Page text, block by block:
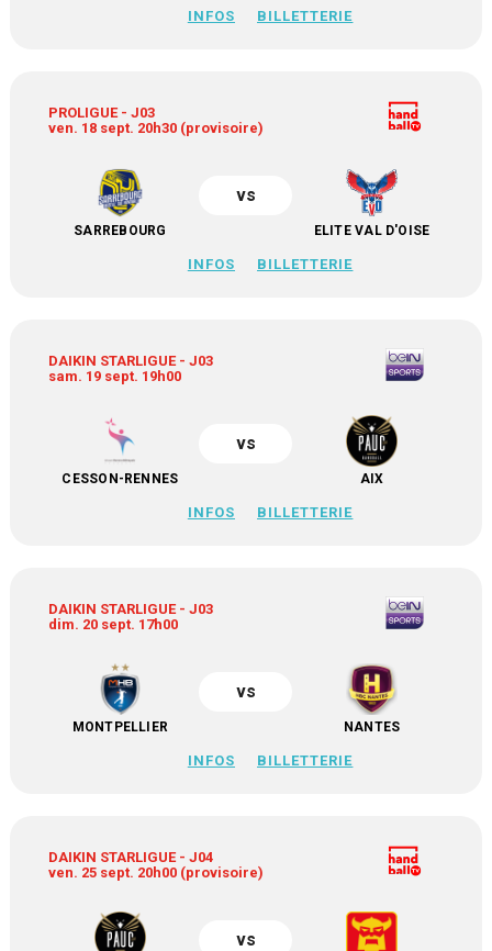
INFOS BILLETTERIE
PROLIGUE - J03
ven. 18 sept. 20h30 (provisoire)
SARREBOURG
vs
ELITE VAL D'OISE
INFOS BILLETTERIE
DAIKIN STARLIGUE - J03
sam. 19 sept. 19h00
CESSON-RENNES
vs
AIX
INFOS BILLETTERIE
DAIKIN STARLIGUE - J03
dim. 20 sept. 17h00
MONTPELLIER
vs
NANTES
INFOS BILLETTERIE
DAIKIN STARLIGUE - J04
ven. 25 sept. 20h00 (provisoire)
vs